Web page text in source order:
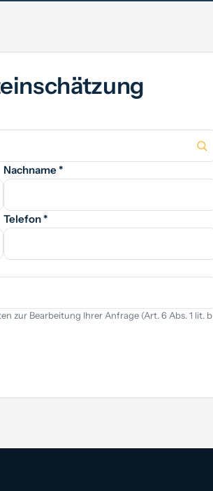
Nachname *
Telefon *
zur Bearbeitung Ihrer Anfrage (Art. 6 Abs. 1 lit. b